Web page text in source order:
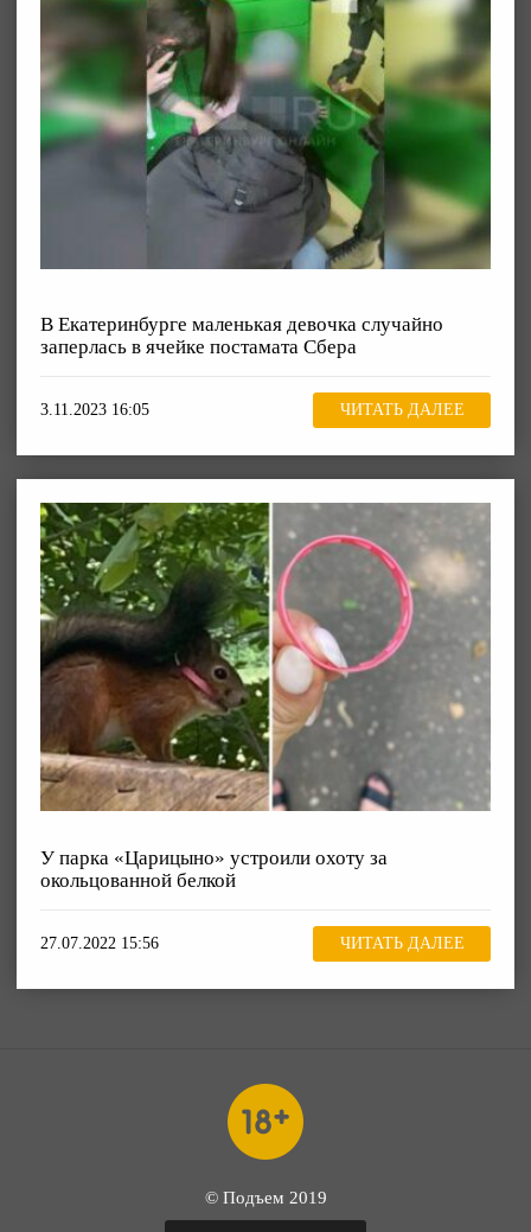
В Екатеринбурге маленькая девочка случайно
заперлась в ячейке постамата Сбера
3.11.2023 16:05 ЧИТАТЬ ДАЛЕЕ
У парка «Царицыно» устроили охоту за
окольцованной белкой
27.07.2022 15:56 ЧИТАТЬ ДАЛЕЕ
© Подъем 2019